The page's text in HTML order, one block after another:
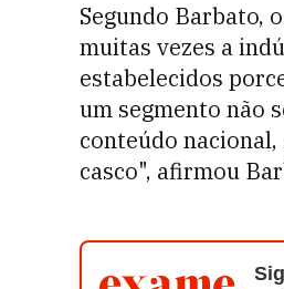
Segundo Barbato,
muitas vezes a
estabelecidos
um segmento não
conteúdo
casco", afirmou